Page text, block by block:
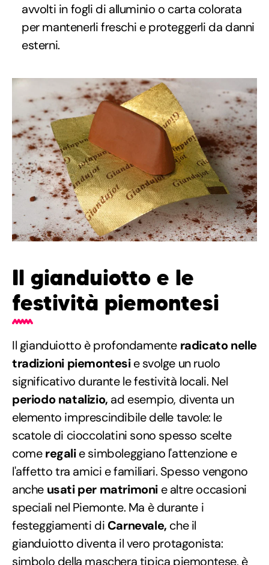
avvolti in fogli di alluminio o carta colorata
per mantenerli freschi e proteggerli da danni
esterni.
Il gianduiotto e le
festività piemontesi
Il gianduiotto è profondamente radicato nelle
tradizioni piemontesie svolge un ruolo
significativo durante le festività locali. Nel
periodo natalizio, ad esempio, diventa un
elemento imprescindibile delle tavole: le
scatole di cioccolatini sono spesso scelte
comeregalie simboleggiano l'attenzione e
l'affetto tra amici e familiari. Spesso vengono
anche usati per matrimoni e altre occasioni
speciali nel Piemonte. Ma è durante i
festeggiamenti di Carnevale, che il
gianduiotto diventa il vero protagonista:
simbolo della maschera tipica piemontese, è